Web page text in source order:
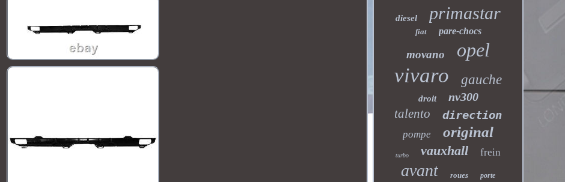
diesel primastar
fiat pare-chocs
movano opel
vivaro gauche
droit nv300
talento direction
pompe original
turbo vauxhall frein
avant roues porte